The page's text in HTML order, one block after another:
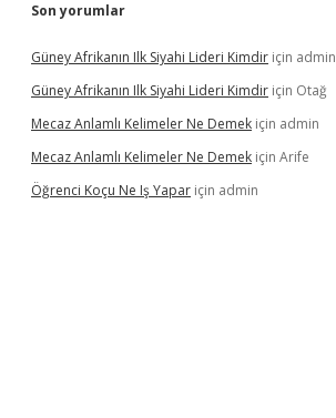
Son yorumlar
Güney Afrikanın Ilk Siyahi Lideri Kimdir için admin
Güney Afrikanın Ilk Siyahi Lideri Kimdir için Otağ
Mecaz Anlamlı Kelimeler Ne Demek için admin
Mecaz Anlamlı Kelimeler Ne Demek için Arife
Öğrenci Koçu Ne Iş Yapar için admin